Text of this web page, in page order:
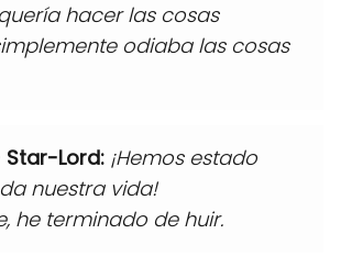
hacer las cosas
odiaba las cosas
Star-Lord: ¡Hemos estado
nuestra vida!
he terminado de huir.